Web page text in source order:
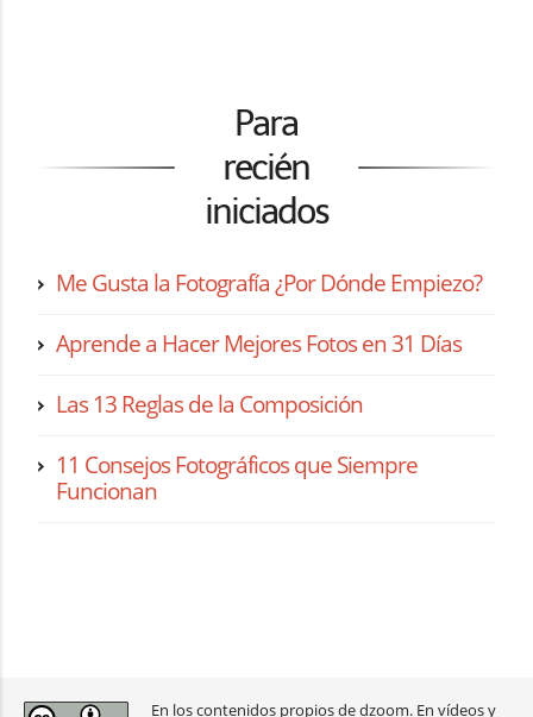
Para
recién
iniciados
Me Gusta la Fotografía ¿Por Dónde Empiezo?
Aprende a Hacer Mejores Fotos en 31 Días
Las 13 Reglas de la Composición
11 Consejos Fotográficos que Siempre
Funcionan
En los contenidos propios de dzoom. En vídeos y